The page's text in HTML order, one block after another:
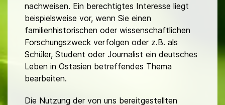
nachweisen. Ein berechtigtes Interesse liegt
beispielsweise vor, wenn Sie einen
familienhistorischen oder wissenschaftlichen
Forschungszweck verfolgen oder z.B. als
Schüler, Student oder Journalist ein deutsches
Leben in Ostasien betreffendes Thema
bearbeiten.
Die Nutzung der von uns bereitgestellten